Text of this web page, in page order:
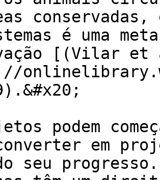
é uma
[(Vilar
podem
em
seu